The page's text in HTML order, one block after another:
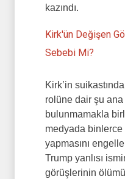
kazındı.
Kirk'ün Değişen
Sebebi Mi?
Kirk’in
rolüne dair şu
bulunmamakla
medyada
yapmasını
Trump yanlısı
görüşlerinin